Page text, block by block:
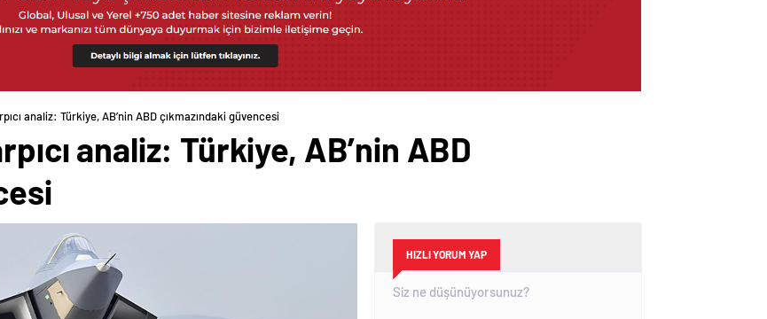
analiz: Türkiye, AB’nin ABD çıkmazındaki güvencesi
analiz: Türkiye, AB’nin ABD
HIZLI YORUM YAP